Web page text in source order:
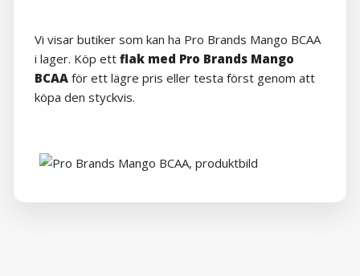
Vi visar butiker som kan ha Pro Brands Mango BCAA
i lager. Köp ett flak med Pro Brands Mango
BCAAför ett lägre pris eller testa först genom att
köpa den styckvis.